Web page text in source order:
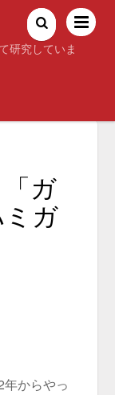
研究していま
ガ
ガ
からやっ